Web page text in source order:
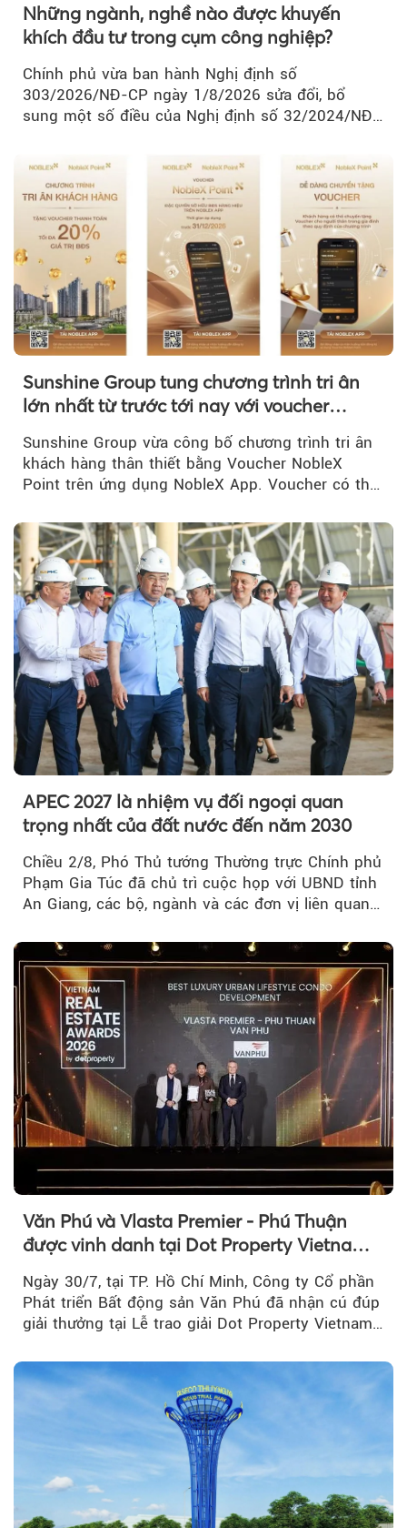
Những ngành, nghề nào được khuyến
khích đầu tư trong cụm công nghiệp?
Chính phủ vừa ban hành Nghị định số
303/2026/NĐ-CP ngày 1/8/2026 sửa đổi, bổ
sung một số điều của Nghị định số 32/2024/NĐ-
Sunshine Group tung chương trình tri ân
lớn nhất từ trước tới nay với voucher
Sunshine Group vừa công bố chương trình tri ân
khách hàng thân thiết bằng Voucher NobleX
Point trên ứng dụng NobleX App. Voucher có thể
APEC 2027 là nhiệm vụ đối ngoại quan
trọng nhất của đất nước đến năm 2030
Chiều 2/8, Phó Thủ tướng Thường trực Chính phủ
Phạm Gia Túc đã chủ trì cuộc họp với UBND tỉnh
An Giang, các bộ, ngành và các đơn vị liên quan
Văn Phú và Vlasta Premier - Phú Thuận
được vinh danh tại Dot Property Vietnam
Real Estate Awards 2026
Ngày 30/7, tại TP. Hồ Chí Minh, Công ty Cổ phần
Phát triển Bất động sản Văn Phú đã nhận cú đúp
giải thưởng tại Lễ trao giải Dot Property Vietnam